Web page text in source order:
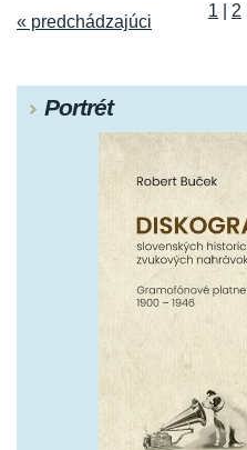
« predchádzajúci
1 2
Portrét